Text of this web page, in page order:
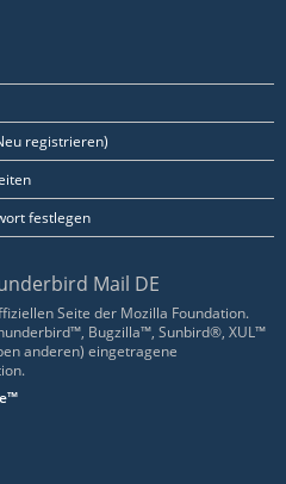
registrieren)
festlegen
Mail DE
Seite der Mozilla Foundation.
Bugzilla™, Sunbird®, XUL™
anderen) eingetragene